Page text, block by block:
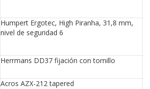
Humpert Ergotec, High Piranha, 31,8 mm,
nivel de seguridad 6
Herrmans DD37 fijación con tornillo
Acros AZX-212 tapered